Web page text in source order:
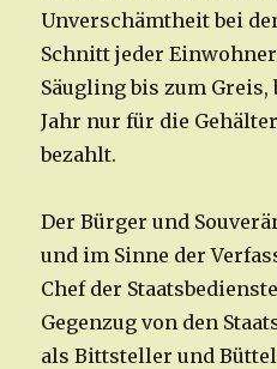
Unverschämtheit bei
Schnitt jeder
Säugling bis zum Greis,
Jahr nur für die
bezahlt.
Der Bürger und
und im Sinne der
Chef der
Gegenzug von den
als Bittsteller und